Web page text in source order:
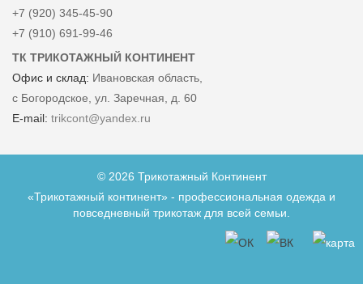
+7 (920) 345-45-90
+7 (910) 691-99-46
ТК ТРИКОТАЖНЫЙ КОНТИНЕНТ
Офис и склад: Ивановская область,
с Богородское, ул. Заречная, д. 60
E-mail: trikcont@yandex.ru
© 2026 Трикотажный Континент
«Трикотажный континент» - профессиональная одежда и
повседневный трикотаж для всей семьи.